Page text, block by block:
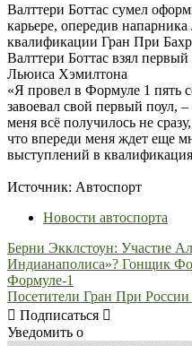
счастлив,
что
выиграл
первый
поул
в
карьере
Валттери Боттас сумел
карьере, опередив
квалификации Гран При
Валттери Боттас взял
Льюиса Хэмилтона
«Я провел в Формуле 1 пять
завоевал свой первый поул,
меня всё получилось не
что впереди меня ждет еще
выступлений в
Источник: Автоспорт
Новости автоспорта
Навигация
по
записям
Берни Экклстоун: Участие
Индианаполиса»? Гонщик
Формуле-1
Посетители Гран При
Подписаться
Уведомить о